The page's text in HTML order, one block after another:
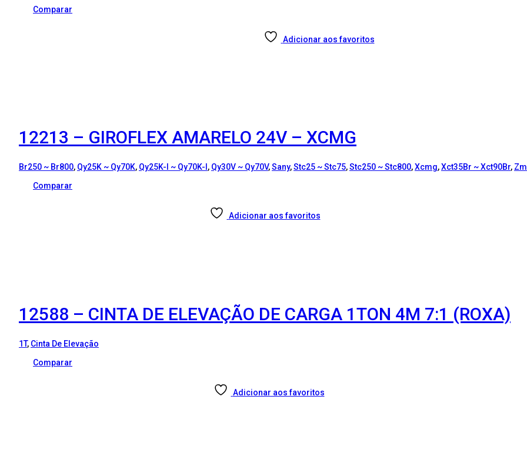
Comparar
Adicionar aos favoritos
12213 – GIROFLEX AMARELO 24V – XCMG
Br250 ~ Br800, Qy25K ~ Qy70K, Qy25K-I ~ Qy70K-I , Qy30V ~ Qy70V,Sany,Stc25 ~ Stc75,Stc250 ~ Stc800,Xcmg,Xct35Br ~ Xct90Br,
Comparar
Adicionar aos favoritos
12588 – CINTA DE ELEVAÇÃO DE CARGA 1TON 4M 7:1 (ROXA)
1T, Cinta De Elevação
Comparar
Adicionar aos favoritos